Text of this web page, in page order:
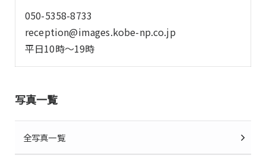
050-5358-8733
reception@images.kobe-np.co.jp
平日10時～19時
写真一覧
全写真一覧